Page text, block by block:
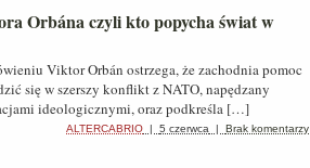
Orbána czyli kto popycha świat w
Viktor Orbán ostrzega, że ​​zachodnia pomoc
się w szerszy konflikt z NATO, napędzany
ideologicznymi, oraz podkreśla […]
ALTERCABRIO | 5 czerwca | Brak komentarzy